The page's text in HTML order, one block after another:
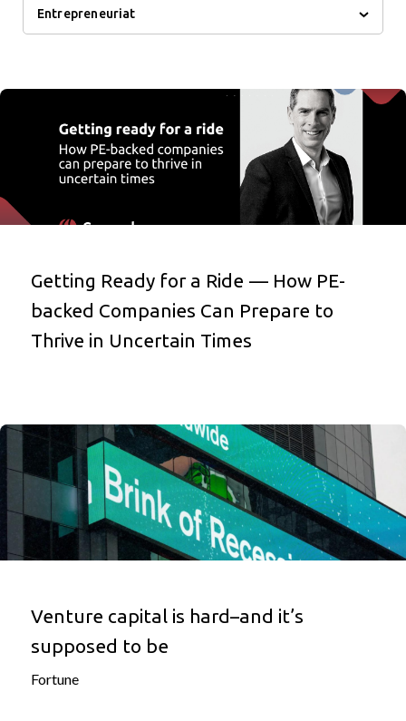
Entrepreneuriat
Getting Ready for a Ride — How PE-
backed Companies Can Prepare to
Thrive in Uncertain Times
Venture capital is hard–and it’s
supposed to be
Fortune